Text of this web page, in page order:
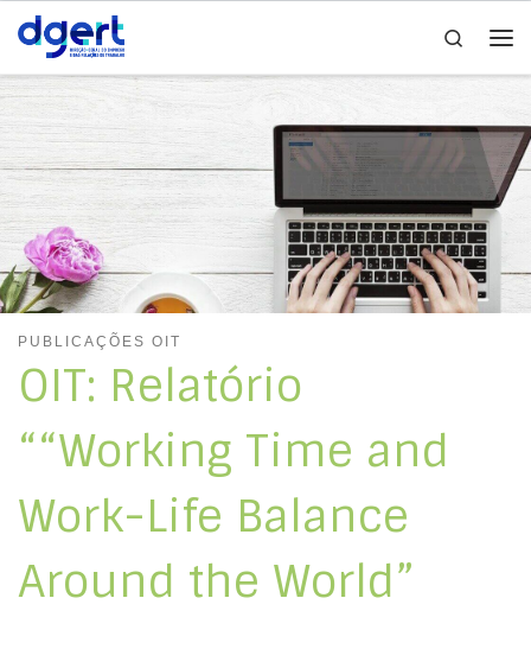
Skip to content
Search
PUBLICAÇÕES OIT
OIT: Relatório
““Working Time and
Work-Life Balance
Around the World”